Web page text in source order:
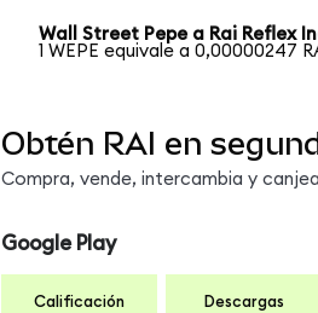
Wall Street Pepe a Rai Reflex
1 WEPE equivale a 0,00000247
Obtén RAI en
Compra, vende, intercambia y
Google Play
Calificación Descargas